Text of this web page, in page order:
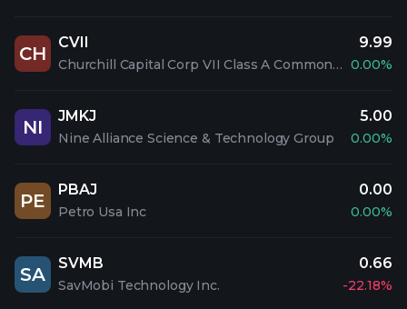
CH
CVII
Churchill Capital Corp VII Class A Common Stock
9.99
0.00%
NI
JMKJ
Nine Alliance Science & Technology Group
5.00
0.00%
PE
PBAJ
Petro Usa Inc
0.00
0.00%
SA
SVMB
SavMobi Technology Inc.
0.66
-22.18%